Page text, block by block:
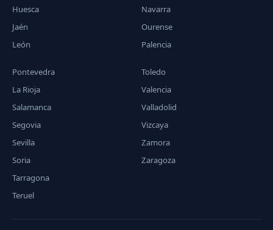
Huesca
Jaén
León
Navarra
Ourense
Palencia
Pontevedra
La Rioja
Salamanca
Segovia
Sevilla
Soria
Tarragona
Teruel
Toledo
Valencia
Valladolid
Vizcaya
Zamora
Zaragoza